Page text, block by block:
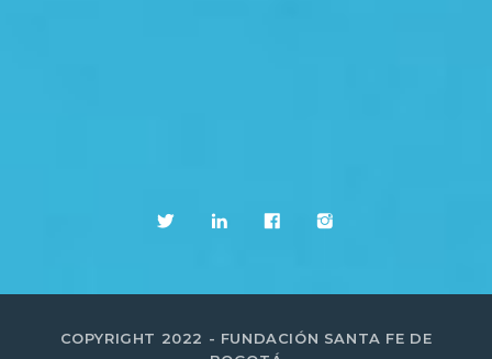
COPYRIGHT 2022 - FUNDACIÓN SANTA FE DE